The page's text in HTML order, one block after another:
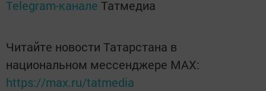
Telegram-канале Татмедиа
Читайте новости Татарстана в
национальном мессенджере MАХ:
https://max.ru/tatmedia